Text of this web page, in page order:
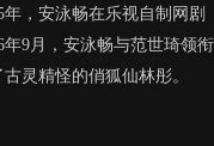
年，安泳畅在乐视自制网剧
年9月，安泳畅与范世琦领
灵精怪的俏狐仙林彤。